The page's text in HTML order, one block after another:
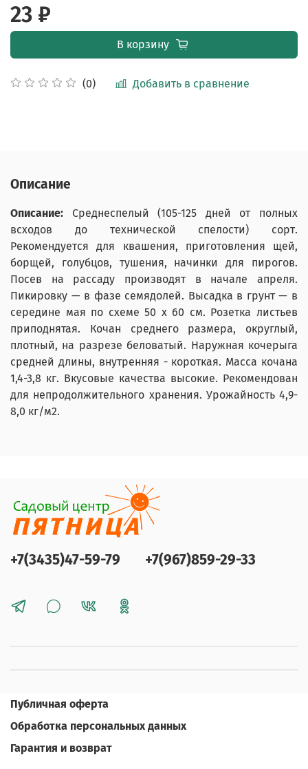
(0) Добавить в сравнение
23 ₽
В корзину
Описание
Описание: Среднеспелый (105-125 дней от полных
всходов до технической спелости) сорт.
Рекомендуется для квашения, приготовления щей,
борщей, голубцов, тушения, начинки для пирогов.
Посев на рассаду производят в начале апреля.
Пикировку — в фазе семядолей. Высадка в грунт — в
середине мая по схеме 50 х 60 см. Розетка листьев
приподнятая. Кочан среднего размера, округлый,
плотный, на разрезе беловатый. Наружная кочерыга
средней длины, внутренняя - короткая. Масса кочана
1,4-3,8 кг. Вкусовые качества высокие. Рекомендован
для непродолжительного хранения. Урожайность 4,9-
8,0 кг/м2.
+7(3435)47-59-79 +7(967)859-29-33
Публичная оферта
Обработка персональных данных
Гарантия и возврат